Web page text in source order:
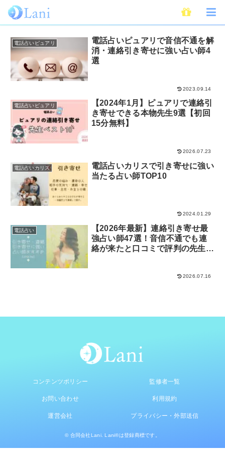
引き寄せ
電話占いピュアリ
電話占いピュアリで音信不通を解
消・連絡引き寄せに強い占い師4
選
2023.09.14
電話占いピュアリ
【2024年1月】ピュアリで連絡引
き寄せできる本物先生9選【初回
15分無料】
2026.07.23
電話占いカリス
電話占いカリスで引き寄せに強い
当たる占い師TOP10
2024.01.29
電話占い
【2026年最新】連絡引き寄せ最
強占い師47選！音信不通でも連
絡が来たと口コミで評判の先生だ
2026.07.16
コンテンツポリシー 監修者一覧
お問い合わせ 利用規約
運営会社 プライバシー・外部送信
© 合同会社Lani. Lani®は登録商標です。